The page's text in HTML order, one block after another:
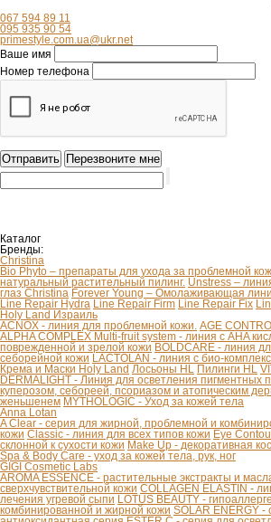
067 594 89 11
095 935 90 54
primestyle.com.ua@ukr.net
Ваше имя
Номер телефона
Каталог
Бренды:
Christina
Bio Phyto – препараты для ухода за проблемной
натуральный растительный пилинг. Unstress –
глаз Christina Forever Young – Омолаживающая
Line Repair Hydra Line Repair Firm Line Repair Fix
Holy Land Израиль
ACNOX - линия для проблемной кожи. AGE
ALPHA COMPLEX Multi-fruit system - линия с AHA
поврежденной и зрелой кожи BOLDCARE - линия
себорейной кожи LACTOLAN - линия с био-
Крема и Маски Holy Land Лосьоны HL Пилинги HL
DERMALIGHT - Линия для осветления пигментных
куперозом, себореей, псориазом и атопическим
женьшенем MYTHOLOGIC - Уход за кожей тела
Anna Lotan
A Clear - серия для жирной, проблемной и
кожи Classic - линия для всех типов кожи Eye
склонной к сухости кожи Make Up - декоративная
Spa & Body Care - уход за кожей тела, рук, ног
GIGI Cosmetic Labs
AROMA ESSENCE - растительные экстракты и
сверхчувствительной кожи COLLAGEN ELASTIN -
лечения угревой сыпи LOTUS BEAUTY -
комбинированной и жирной кожи SOLAR ENERGY